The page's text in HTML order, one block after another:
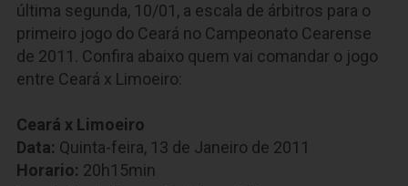
última segunda, 10/01, a escala de árbitros para o
primeiro jogo do Ceará no Campeonato Cearense
de 2011. Confira abaixo quem vai comandar o jogo
entre Ceará x Limoeiro:
Ceará x Limoeiro
Data: Quinta-feira, 13 de Janeiro de 2011
Horario: 20h15min